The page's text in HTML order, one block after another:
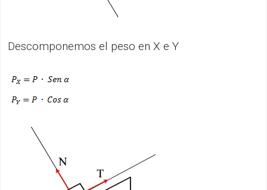
Descomponemos el peso en X e Y